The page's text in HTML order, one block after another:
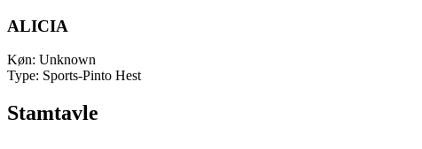
ALICIA
Køn: Unknown
Type: Sports-Pinto Hest
Stamtavle